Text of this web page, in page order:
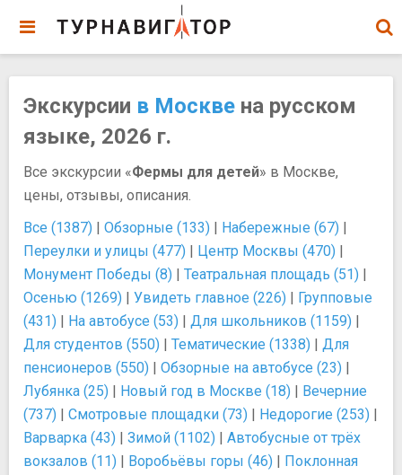
Экскурсии в Москве на русском
языке, 2026 г.
Все экскурсии «Фермы для детей» в Москве,
цены, отзывы, описания.
Все (1387) | Обзорные (133) | Набережные (67) |
Переулки и улицы (477) | Центр Москвы (470) |
Монумент Победы (8) | Театральная площадь (51) |
Осенью (1269) | Увидеть главное (226) | Групповые
(431) | На автобусе (53) | Для школьников (1159) |
Для студентов (550) | Тематические (1338) | Для
пенсионеров (550) | Обзорные на автобусе (23) |
Лубянка (25) | Новый год в Москве (18) | Вечерние
(737) | Смотровые площадки (73) | Недорогие (253) |
Варварка (43) | Зимой (1102) | Автобусные от трёх
вокзалов (11) | Воробьёвы горы (46) | Поклонная